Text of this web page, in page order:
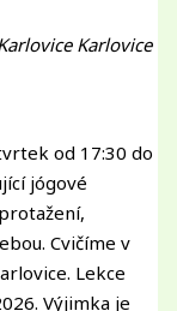
Karlovice
od 17:30 do
jógové
Cvičíme v
Lekce
Výjimka je